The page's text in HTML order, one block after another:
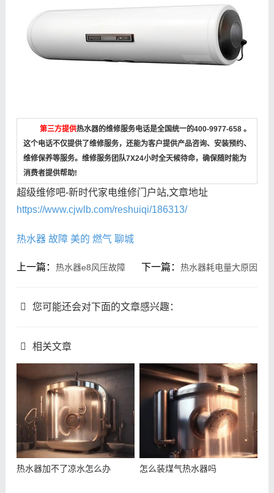
第三方提供热水器的维修服务电话是全国统一的400-9977-658 。
这个电话不仅提供了维修服务，还能为客户提供产品咨询、安装预约、
维修保养等服务。维修服务团队7X24小时全天候待命，确保随时能为
消费者提供帮助!
超级维修吧-新时代家电维修门户站,文章地址
https://www.cjwlb.com/reshuiqi/186313/
热水器 故障 美的 燃气 聊城
上一篇： 热水器e8风压故障 下一篇：热水器耗电量大原因
您可能还会对下面的文章感兴趣：
相关文章
热水器加不了凉水怎么办 怎么装煤气热水器吗